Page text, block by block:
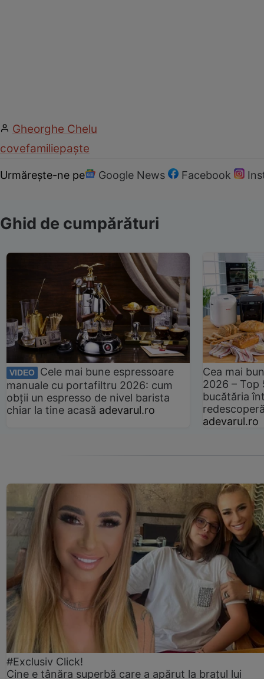
Gheorghe Chelu
covefamiliepaște
Urmărește-ne pe Google News Facebook
Ghid de cumpărături
VIDEO
Cele mai bune espressoare
manuale cu portafiltru 2026: cum
obții un espresso de nivel barista
chiar la tine acasă adevarul.ro
Cea mai
2026 –
bucătăria
adevarul.ro
#Exclusiv Click!
Cine e tânăra superbă care a apărut la brațul lui